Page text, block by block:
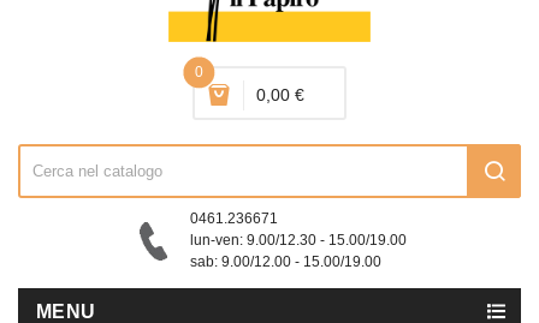
0
0,00 €
0461.236671
lun-ven: 9.00/12.30 - 15.00/19.00
sab: 9.00/12.00 - 15.00/19.00
MENU